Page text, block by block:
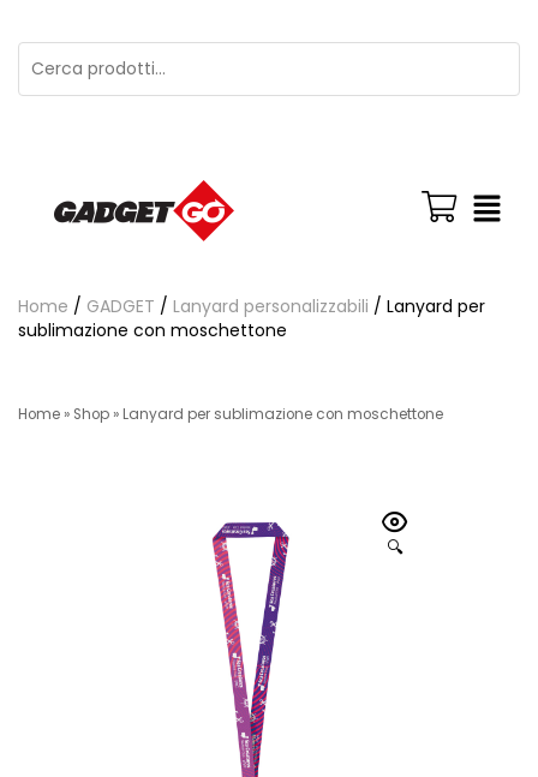
Home / GADGET / Lanyard personalizzabili / Lanyard per
sublimazione con moschettone
Home » Shop » Lanyard per sublimazione con moschettone
🔍